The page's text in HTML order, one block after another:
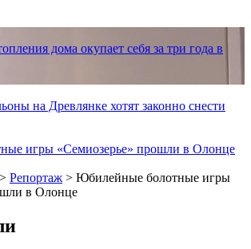
дома окупает себя за три года в
на Древлянке хотят законно снести
игры «Семиозерье» прошли в Олонце
> Репортаж > Юбилейные болотные игры
в Олонце